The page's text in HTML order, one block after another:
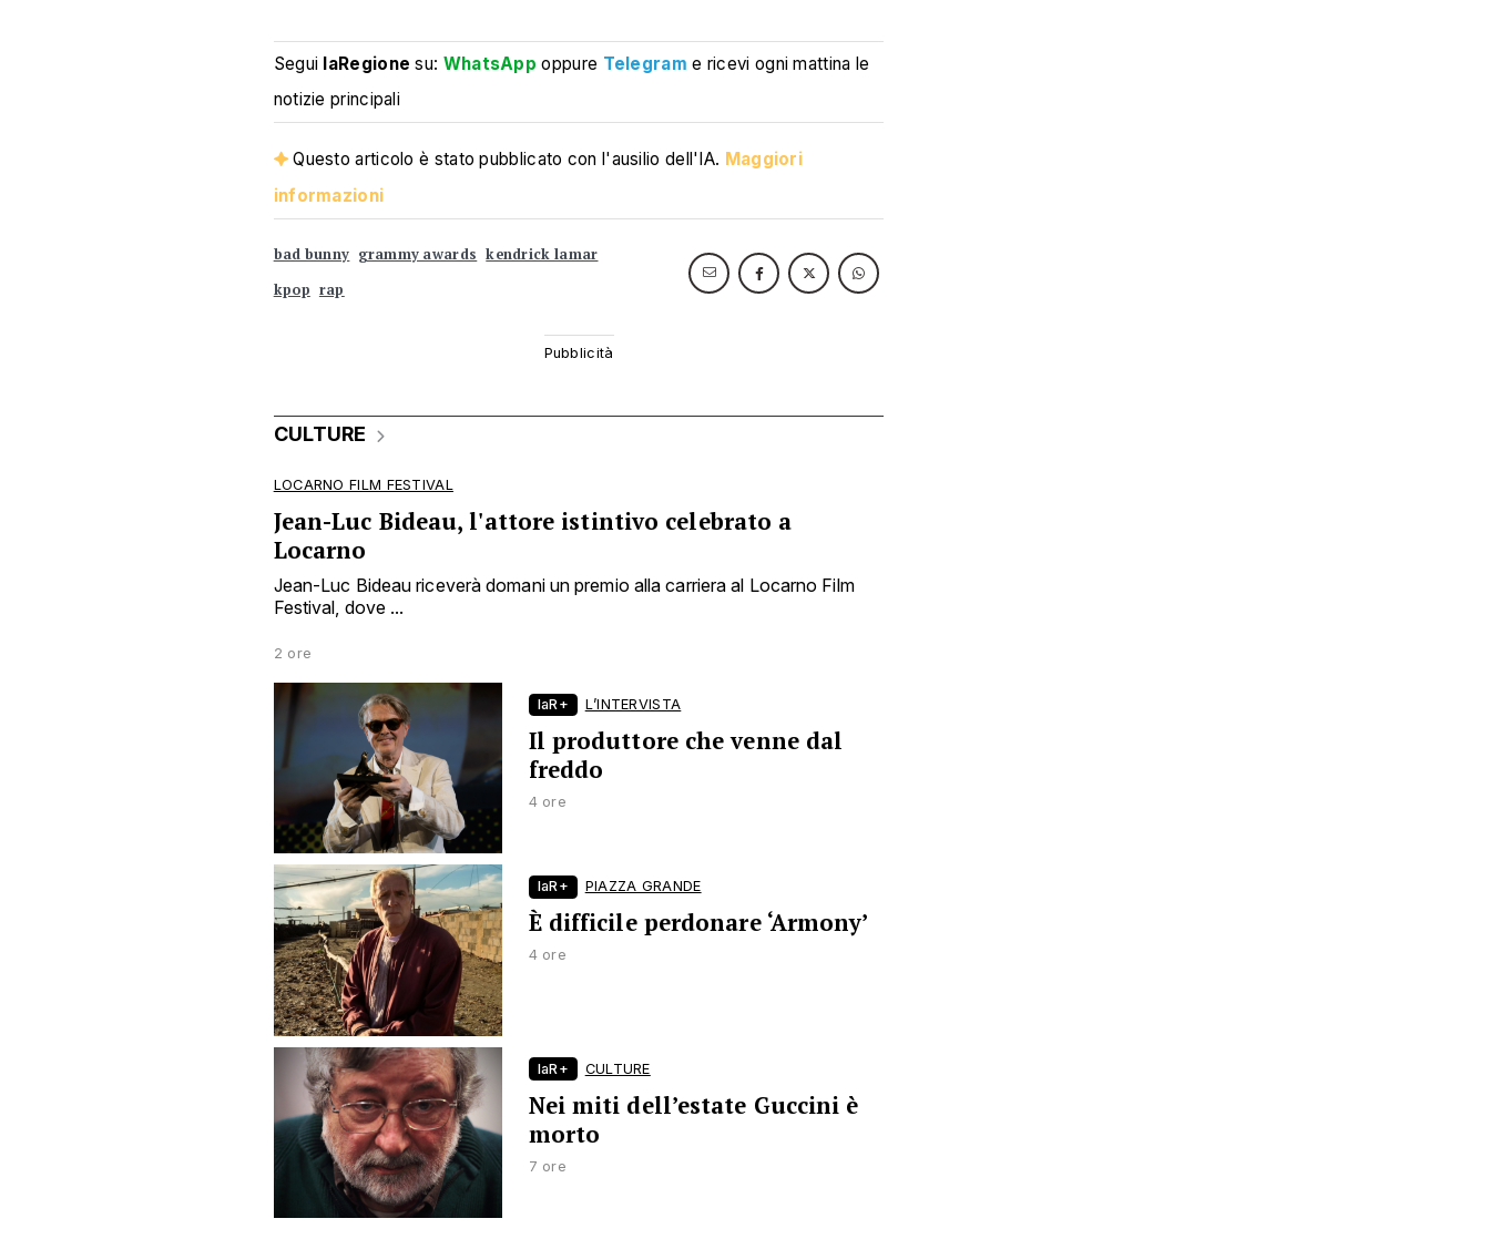
Segui laRegione su: WhatsApp oppure Telegram e ricevi ogni mattina le
notizie principali
Questo articolo è stato pubblicato con l'ausilio dell'IA. Maggiori
informazioni
bad bunny grammy awards kendrick lamar
kpop rap
CULTURE
LOCARNO FILM FESTIVAL
Jean-Luc Bideau, l'attore istintivo celebrato a
Locarno
Jean-Luc Bideau riceverà domani un premio alla carriera al Locarno Film
Festival, dove ...
2 ore
laR+ L’INTERVISTA
Il produttore che venne dal
freddo
4 ore
laR+ PIAZZA GRANDE
È difficile perdonare ‘Armony’
4 ore
laR+ CULTURE
Nei miti dell’estate Guccini è
morto
7 ore